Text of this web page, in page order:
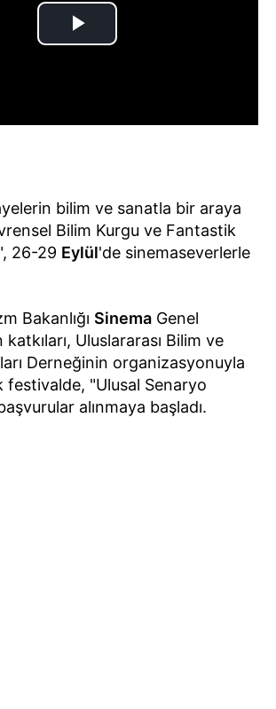
bilim ve sanatla bir araya
Bilim Kurgu ve Fantastik
26-29 Eylül'de sinemaseverlerle
Bakanlığı Sinema Genel
Uluslararası Bilim ve
Derneğinin organizasyonuyla
festivalde, "Ulusal Senaryo
alınmaya başladı.